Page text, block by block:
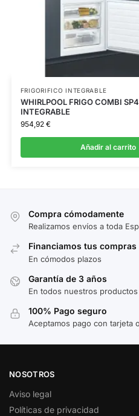
FRIGORIFICO INTEGRABLE
WHIRLPOOL FRIGO COMBI
INTEGRABLE
954,92 €
Añadir al carrito
Compra cómodamente
Realizamos envíos a toda
Financiamos tus compras
En cómodos plazos
Garantía de 3 años
En todos nuestros productos
100% Pago seguro
Aceptamos pago con tarjeta
NOSOTROS
Aviso legal
Políticas de privacidad